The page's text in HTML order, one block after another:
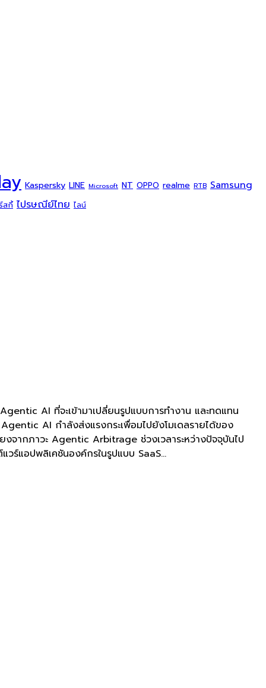
Kaspersky LINE Microsoft NT OPPO realme RTB Samsung
สกี้ ไปรษณีย์ไทย ไลน์
AI ที่จะเข้ามาเปลี่ยนรูปแบบการทำงาน และทดแทน
AI กำลังส่งแรงกระเพื่อมไปยังโมเดลรายได้ของ
จากภาวะ Agentic Arbitrage ช่วงเวลาระหว่างปัจจุบันไป
ร์แอปพลิเคชันองค์กรในรูปแบบ SaaS...